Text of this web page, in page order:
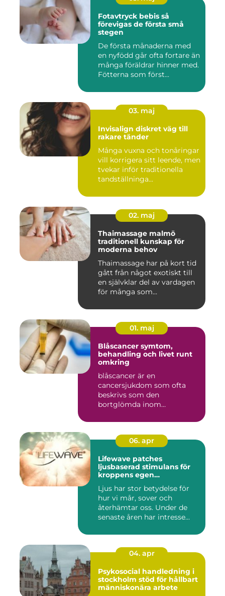
Fotavtryck bebis så
förevigas de första små
stegen
De första månaderna med
en nyfödd går ofta fortare än
många föräldrar hinner med.
Fötterna som först...
03. maj
Invisalign diskret väg till
rakare tänder
Många vuxna och tonåringar
vill korrigera sitt leende, men
tvekar inför traditionella
tandställninga...
02. maj
Thaimassage malmö
traditionell kunskap för
moderna behov
Thaimassage har på kort tid
gått från något exotiskt till
en självklar del av vardagen
för många som...
01. maj
Blåscancer symtom,
behandling och livet runt
omkring
blåscancer är en
cancersjukdom som ofta
beskrivs som den
bortglömda inom
06. apr
Lifewave patches
ljusbaserad stimulans för
kroppens egen
Ljus har stor betydelse för
hur vi mår, sover och
återhämtar oss. Under de
senaste åren har intresse...
04. apr
Psykosocial handledning i
stockholm stöd för hållbart
människonära arbete